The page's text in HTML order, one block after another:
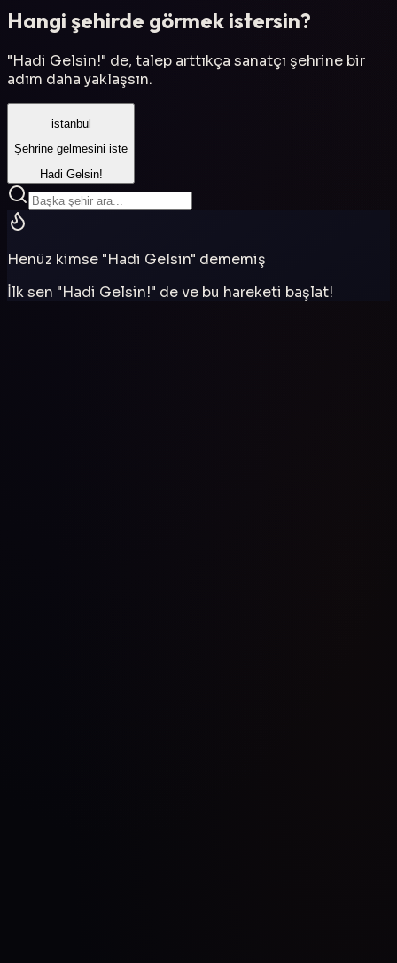
Hangi şehirde görmek istersin?
"Hadi Gelsin!" de, talep arttıkça sanatçı şehrine bir
adım daha yaklaşsın.
istanbul
Şehrine gelmesini iste
Hadi Gelsin!
Henüz kimse "Hadi Gelsin" dememiş
İlk sen "Hadi Gelsin!" de ve bu hareketi başlat!